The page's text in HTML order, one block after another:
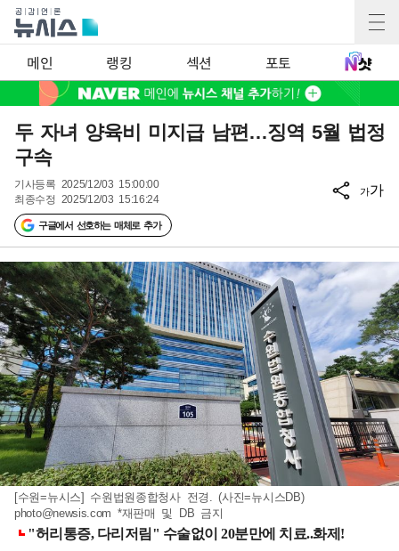
메인 랭킹 섹션 포토
두 자녀 양육비 미지급 남편…징역 5월 법정
구속
기사등록 2025/12/03 15:00:00
최종수정 2025/12/03 15:16:24
구글에서 선호하는 매체로 추가
가가
[수원=뉴시스] 수원법원종합청사 전경. (사진=뉴시스DB)
photo@newsis.com *재판매 및 DB 금지